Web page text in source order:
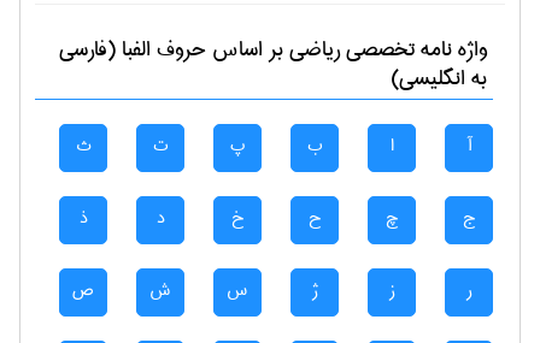
واژه نامه تخصصیرياضیبر اساس حروف الفبا (فارسی
به انگلیسی)
آ ا ب پ ت ث
ج چ ح خ د ذ
ر ز ژ س ش ص